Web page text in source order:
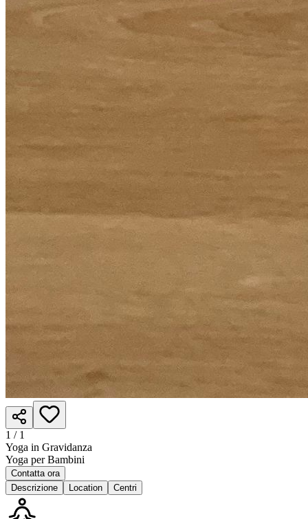
1 / 1
Yoga in Gravidanza
Yoga per Bambini
Contatta ora
Descrizione
Location Centri